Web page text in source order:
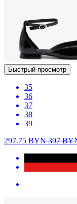
Быстрый просмотр
35
36
37
38
39
297.75 BYN397